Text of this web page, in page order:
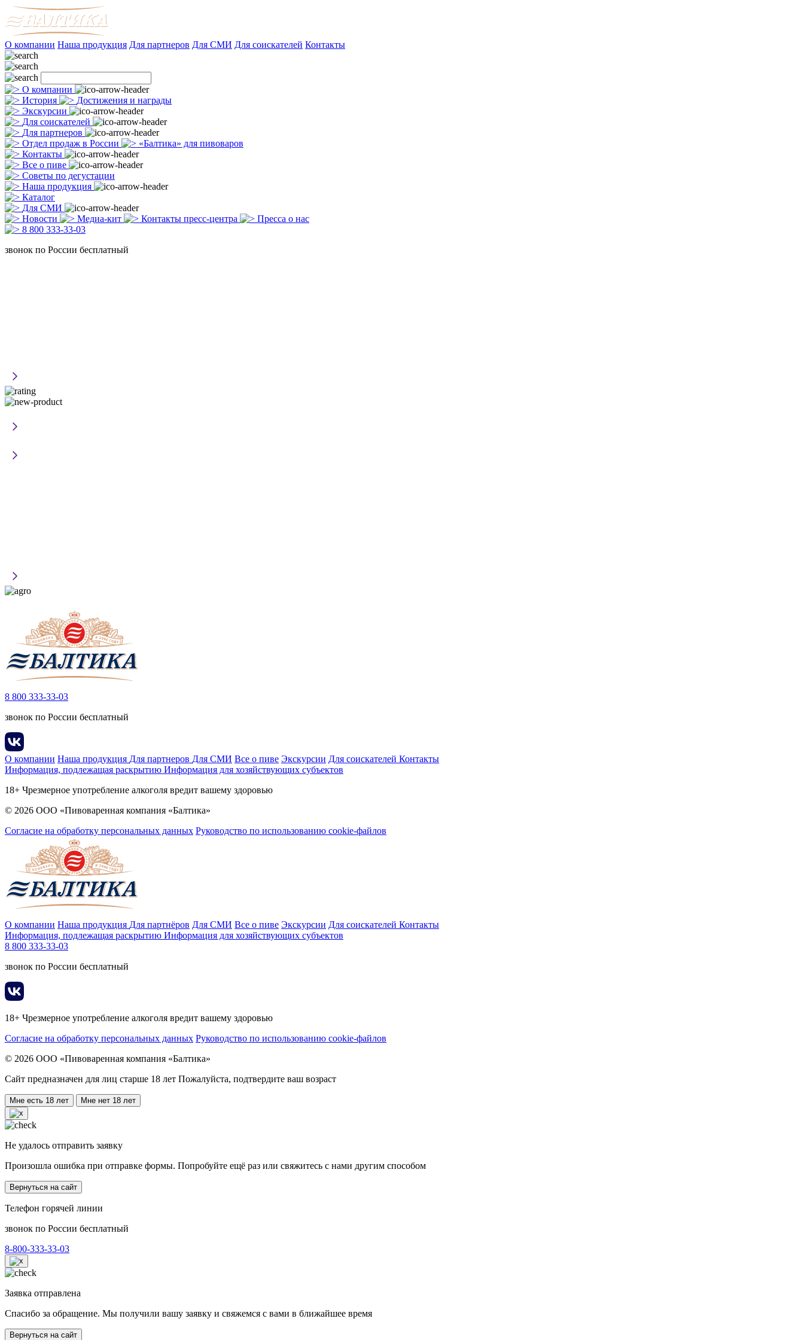
О компании Наша продукция Для партнеров Для СМИ Для соискателей Контакты
О компании
История
Достижения и награды
Экскурсии
Для соискателей
Для партнеров
Отдел продаж в России
«Балтика» для пивоваров
Контакты
Все о пиве
Советы по дегустации
Наша продукция
Каталог
Для СМИ
Новости
Медиа-кит Контакты пресс-центра
Пресса о нас
8 800 333-33-03
звонок по России бесплатный
8 800 333-33-03
звонок по России бесплатный
О компании Наша продукция Для партнеров Для СМИ Все о пиве Экскурсии Для соискателей Контакты
Информация, подлежащая раскрытию Информация для хозяйствующих субъектов
18+ Чрезмерное употребление алкоголя вредит вашему здоровью
© 2026 ООО «Пивоваренная компания «Балтика»
Согласие на обработку персональных данных Руководство по использованию cookie-файлов
О компании Наша продукция Для партнёров Для СМИ Все о пиве Экскурсии Для соискателей Контакты
Информация, подлежащая раскрытию Информация для хозяйствующих субъектов
8 800 333-33-03
звонок по России бесплатный
18+ Чрезмерное употребление алкоголя вредит вашему здоровью
Согласие на обработку персональных данных Руководство по использованию cookie-файлов
© 2026 ООО «Пивоваренная компания «Балтика»
Сайт предназначен для лиц старше 18 лет Пожалуйста, подтвердите ваш возраст
Мне есть 18 лет Мне нет 18 лет
Не удалось отправить заявку
Произошла ошибка при отправке формы. Попробуйте ещё раз или свяжитесь с нами другим способом
Вернуться на сайт
Телефон горячей линии
звонок по России бесплатный
8-800-333-33-03
Заявка отправлена
Спасибо за обращение. Мы получили вашу заявку и свяжемся с вами в ближайшее время
Вернуться на сайт